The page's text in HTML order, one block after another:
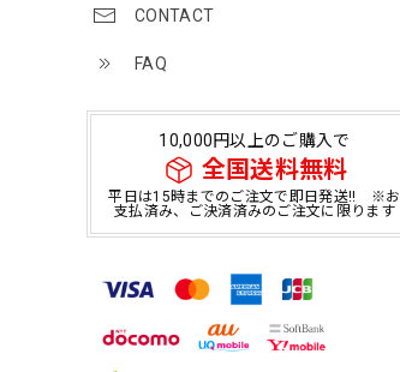
CONTACT
FAQ
10,000円以上のご購入で
全国送料無料
平日は15時までのご注文で即日発送!! ※お
支払済み、ご決済済みのご注文に限ります